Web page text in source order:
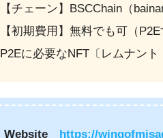
【チェーン】BSCChain（
【初期費用】無料でも可（
P2Eに必要なNFT〔レムナン
Website https://